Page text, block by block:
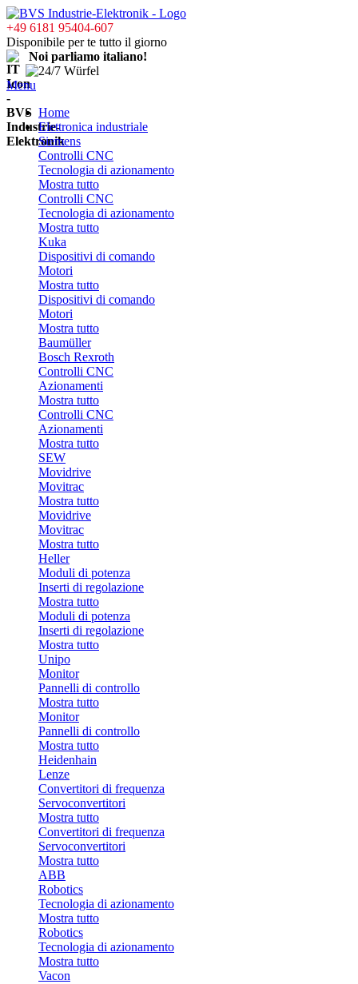
+49 6181 95404-607
Disponibile per te tutto il giorno
Noi parliamo italiano!
Menu
Home
Elettronica industriale
Siemens
Controlli CNC
Tecnologia di azionamento
Mostra tutto
Controlli CNC
Tecnologia di azionamento
Mostra tutto
Kuka
Dispositivi di comando
Motori
Mostra tutto
Dispositivi di comando
Motori
Mostra tutto
Baumüller
Bosch Rexroth
Controlli CNC
Azionamenti
Mostra tutto
Controlli CNC
Azionamenti
Mostra tutto
SEW
Movidrive
Movitrac
Mostra tutto
Movidrive
Movitrac
Mostra tutto
Heller
Moduli di potenza
Inserti di regolazione
Mostra tutto
Moduli di potenza
Inserti di regolazione
Mostra tutto
Unipo
Monitor
Pannelli di controllo
Mostra tutto
Monitor
Pannelli di controllo
Mostra tutto
Heidenhain
Lenze
Convertitori di frequenza
Servoconvertitori
Mostra tutto
Convertitori di frequenza
Servoconvertitori
Mostra tutto
ABB
Robotics
Tecnologia di azionamento
Mostra tutto
Robotics
Tecnologia di azionamento
Mostra tutto
Vacon